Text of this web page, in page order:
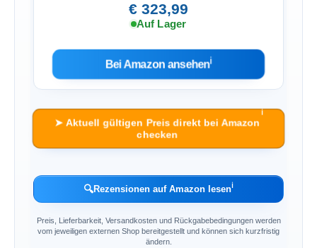
€ 323,99
Auf Lager
Bei Amazon ansehenℹ︎
➤ Aktuell gültigen Preis direkt bei Amazon
checken
ℹ︎
🔍Rezensionen auf Amazon lesenℹ︎
Preis, Lieferbarkeit, Versandkosten und Rückgabebedingungen werden
vom jeweiligen externen Shop bereitgestellt und können sich kurzfristig
ändern.